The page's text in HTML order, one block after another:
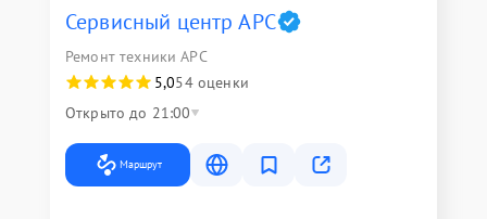
Сервисный центр APC
Ремонт техники APC
5,054 оценки
Открыто до 21:00
Маршрут